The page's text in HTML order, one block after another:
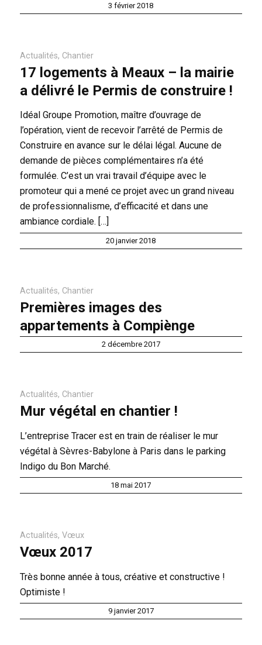
3 février 2018
Actualités, Chantier
17 logements à Meaux – la mairie
a délivré le Permis de construire !
Idéal Groupe Promotion, maître d’ouvrage de
l’opération, vient de recevoir l’arrêté de Permis de
Construire en avance sur le délai légal. Aucune de
demande de pièces complémentaires n’a été
formulée. C’est un vrai travail d’équipe avec le
promoteur qui a mené ce projet avec un grand niveau
de professionnalisme, d’efficacité et dans une
ambiance cordiale. […]
20 janvier 2018
Actualités, Chantier
Premières images des
appartements à Compiènge
2 décembre 2017
Actualités, Chantier
Mur végétal en chantier !
L’entreprise Tracer est en train de réaliser le mur
végétal à Sèvres-Babylone à Paris dans le parking
Indigo du Bon Marché.
18 mai 2017
Actualités, Vœux
Vœux 2017
Très bonne année à tous, créative et constructive !
Optimiste !
9 janvier 2017